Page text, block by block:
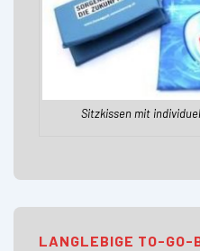
Sitzkissen mit
LANGLEBIGE TO-GO-